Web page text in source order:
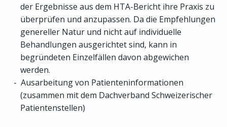
der Ergebnisse aus dem HTA-Bericht ihre Praxis zu
überprüfen und anzupassen. Da die Empfehlungen
genereller Natur und nicht auf individuelle
Behandlungen ausgerichtet sind, kann in
begründeten Einzelfällen davon abgewichen
werden.
Ausarbeitung von Patienteninformationen
(zusammen mit dem Dachverband Schweizerischer
Patientenstellen)